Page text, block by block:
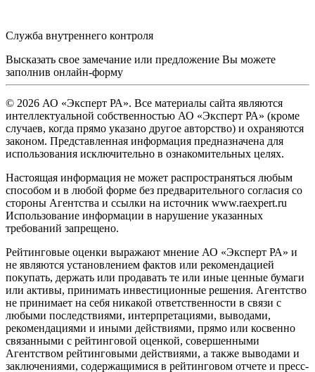
Служба внутреннего контроля
Высказать свое замечание или предложение Вы можете
заполнив онлайн-форму
© 2026 АО «Эксперт РА». Все материалы сайта являются
интеллектуальной собственностью АО «Эксперт РА» (кроме
случаев, когда прямо указано другое авторство) и охраняются
законом. Представленная информация предназначена для
использования исключительно в ознакомительных целях.
Настоящая информация не может распространяться любым
способом и в любой форме без предварительного согласия со
стороны Агентства и ссылки на источник www.raexpert.ru
Использование информации в нарушение указанных
требований запрещено.
Рейтинговые оценки выражают мнение АО «Эксперт РА» и
не являются установлением фактов или рекомендацией
покупать, держать или продавать те или иные ценные бумаги
или активы, принимать инвестиционные решения. Агентство
не принимает на себя никакой ответственности в связи с
любыми последствиями, интерпретациями, выводами,
рекомендациями и иными действиями, прямо или косвенно
связанными с рейтинговой оценкой, совершенными
Агентством рейтинговыми действиями, а также выводами и
заключениями, содержащимися в рейтинговом отчете и пресс-